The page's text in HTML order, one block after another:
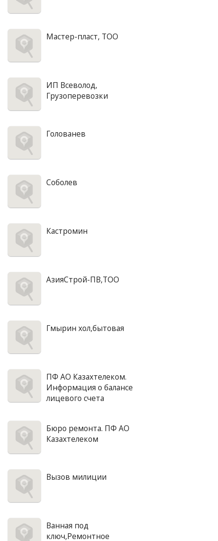
Мастер-пласт, ТОО
ИП Всеволод,
Грузоперевозки
Голованев
Соболев
Кастромин
АзияСтрой-ПВ,ТОО
Гмырин хол,бытовая
ПФ АО Казахтелеком.
Информация о балансе
лицевого счета
Бюро ремонта. ПФ АО
Казахтелеком
Вызов милиции
Ванная под
ключ,Ремонтное